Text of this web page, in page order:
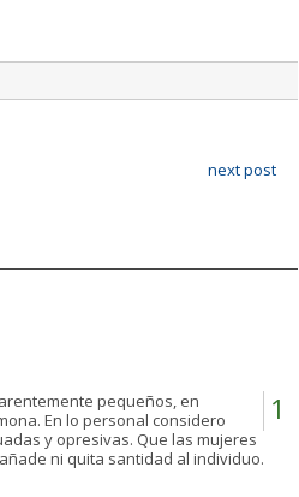
next post
1
pequeños, en
En lo personal considero
y opresivas. Que las mujeres
ni quita santidad al individuo.